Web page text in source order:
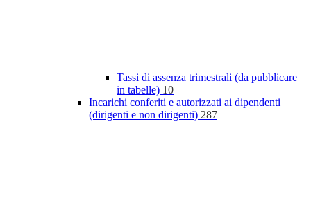
Tassi di assenza trimestrali (da pubblicare
in tabelle) 10
Incarichi conferiti e autorizzati ai dipendenti
(dirigenti e non dirigenti) 287